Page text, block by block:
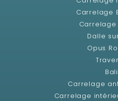
Carrelage
Carrelage
Dalle
Opus
Bali
Carrelage
Carrelage